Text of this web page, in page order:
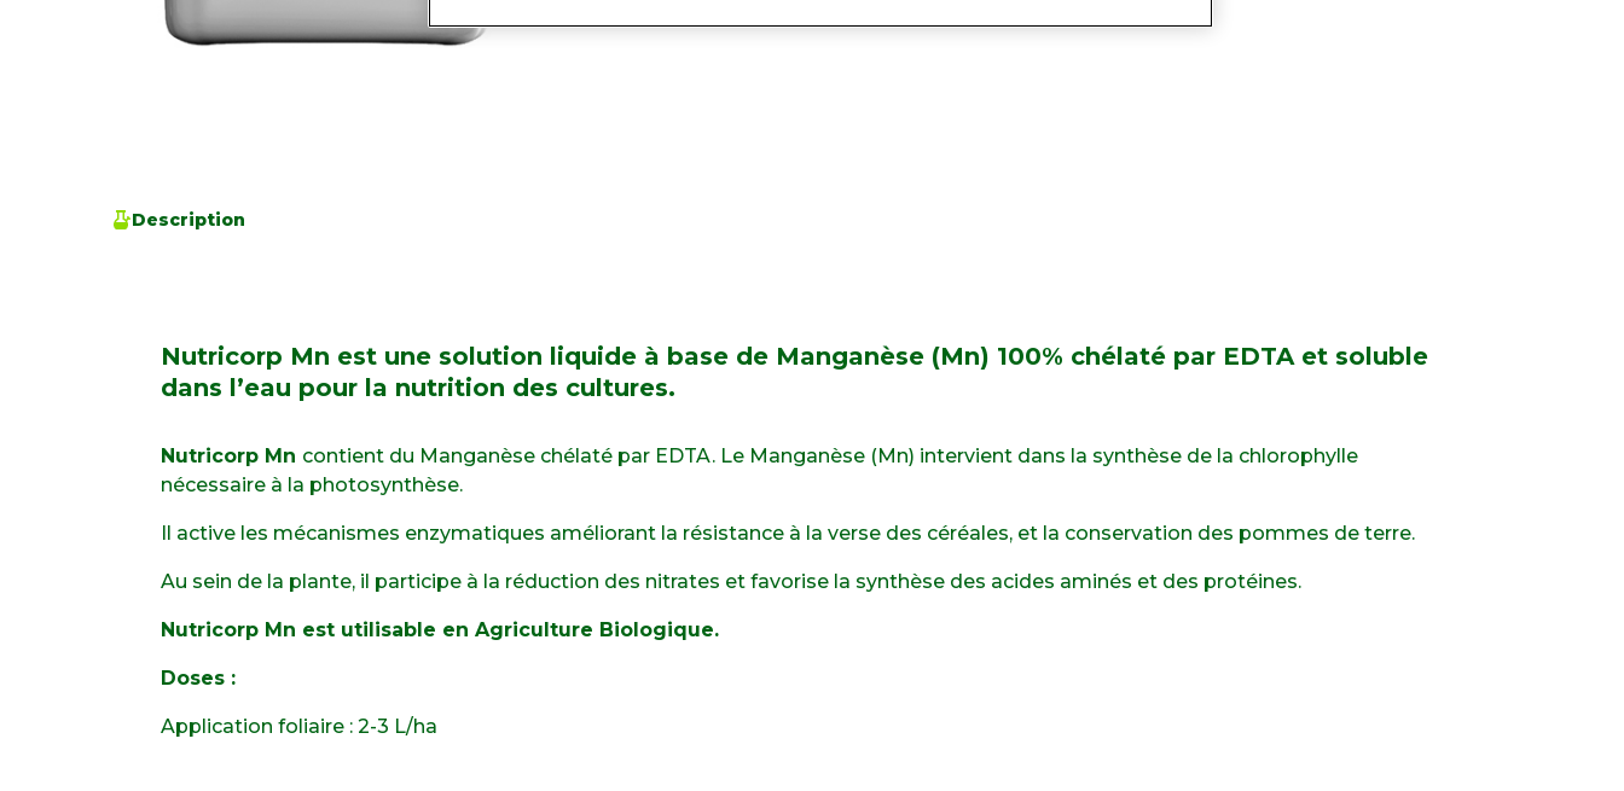
Description
Nutricorp Mn est une solution liquide à base de Manganèse (Mn) 100% chélaté par EDTA et soluble
dans l’eau pour la nutrition des cultures.
Nutricorp Mn contient du Manganèse chélaté par EDTA. Le Manganèse (Mn) intervient dans la synthèse de la chlorophylle
nécessaire à la photosynthèse.
Il active les mécanismes enzymatiques améliorant la résistance à la verse des céréales, et la conservation des pommes de terre.
Au sein de la plante, il participe à la réduction des nitrates et favorise la synthèse des acides aminés et des protéines.
Nutricorp Mn est utilisable en Agriculture Biologique.
Doses :
Application foliaire : 2-3 L/ha